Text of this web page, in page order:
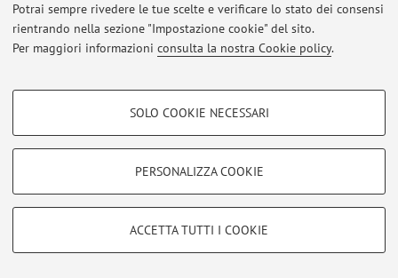
Potrai sempre rivedere le tue scelte e verificare lo stato dei consensi
rientrando nella sezione "Impostazione cookie" del sito.
Per maggiori informazioni consulta la nostra Cookie policy.
COOKIE DI PROFILAZIONE - FACOLTATIVI
COOKIE TECNICI - NECESSARI
Si tratta di cookie tecnici utilizzati, a titolo esemplificativo, per il corretto
SOLO COOKIE NECESSARI
PERSONALIZZA COOKIE
ACCETTA TUTTI I COOKIE
Al momento non sono presenti avvisi.
Accedi tramiteloginper gestire tutti i contenuti del sito.
© 2026 - ALMA MATER STUDIORUM - Università di Bologna - Via
Zamboni, 33 - 40126 Bologna - Partita IVA: 01131710376